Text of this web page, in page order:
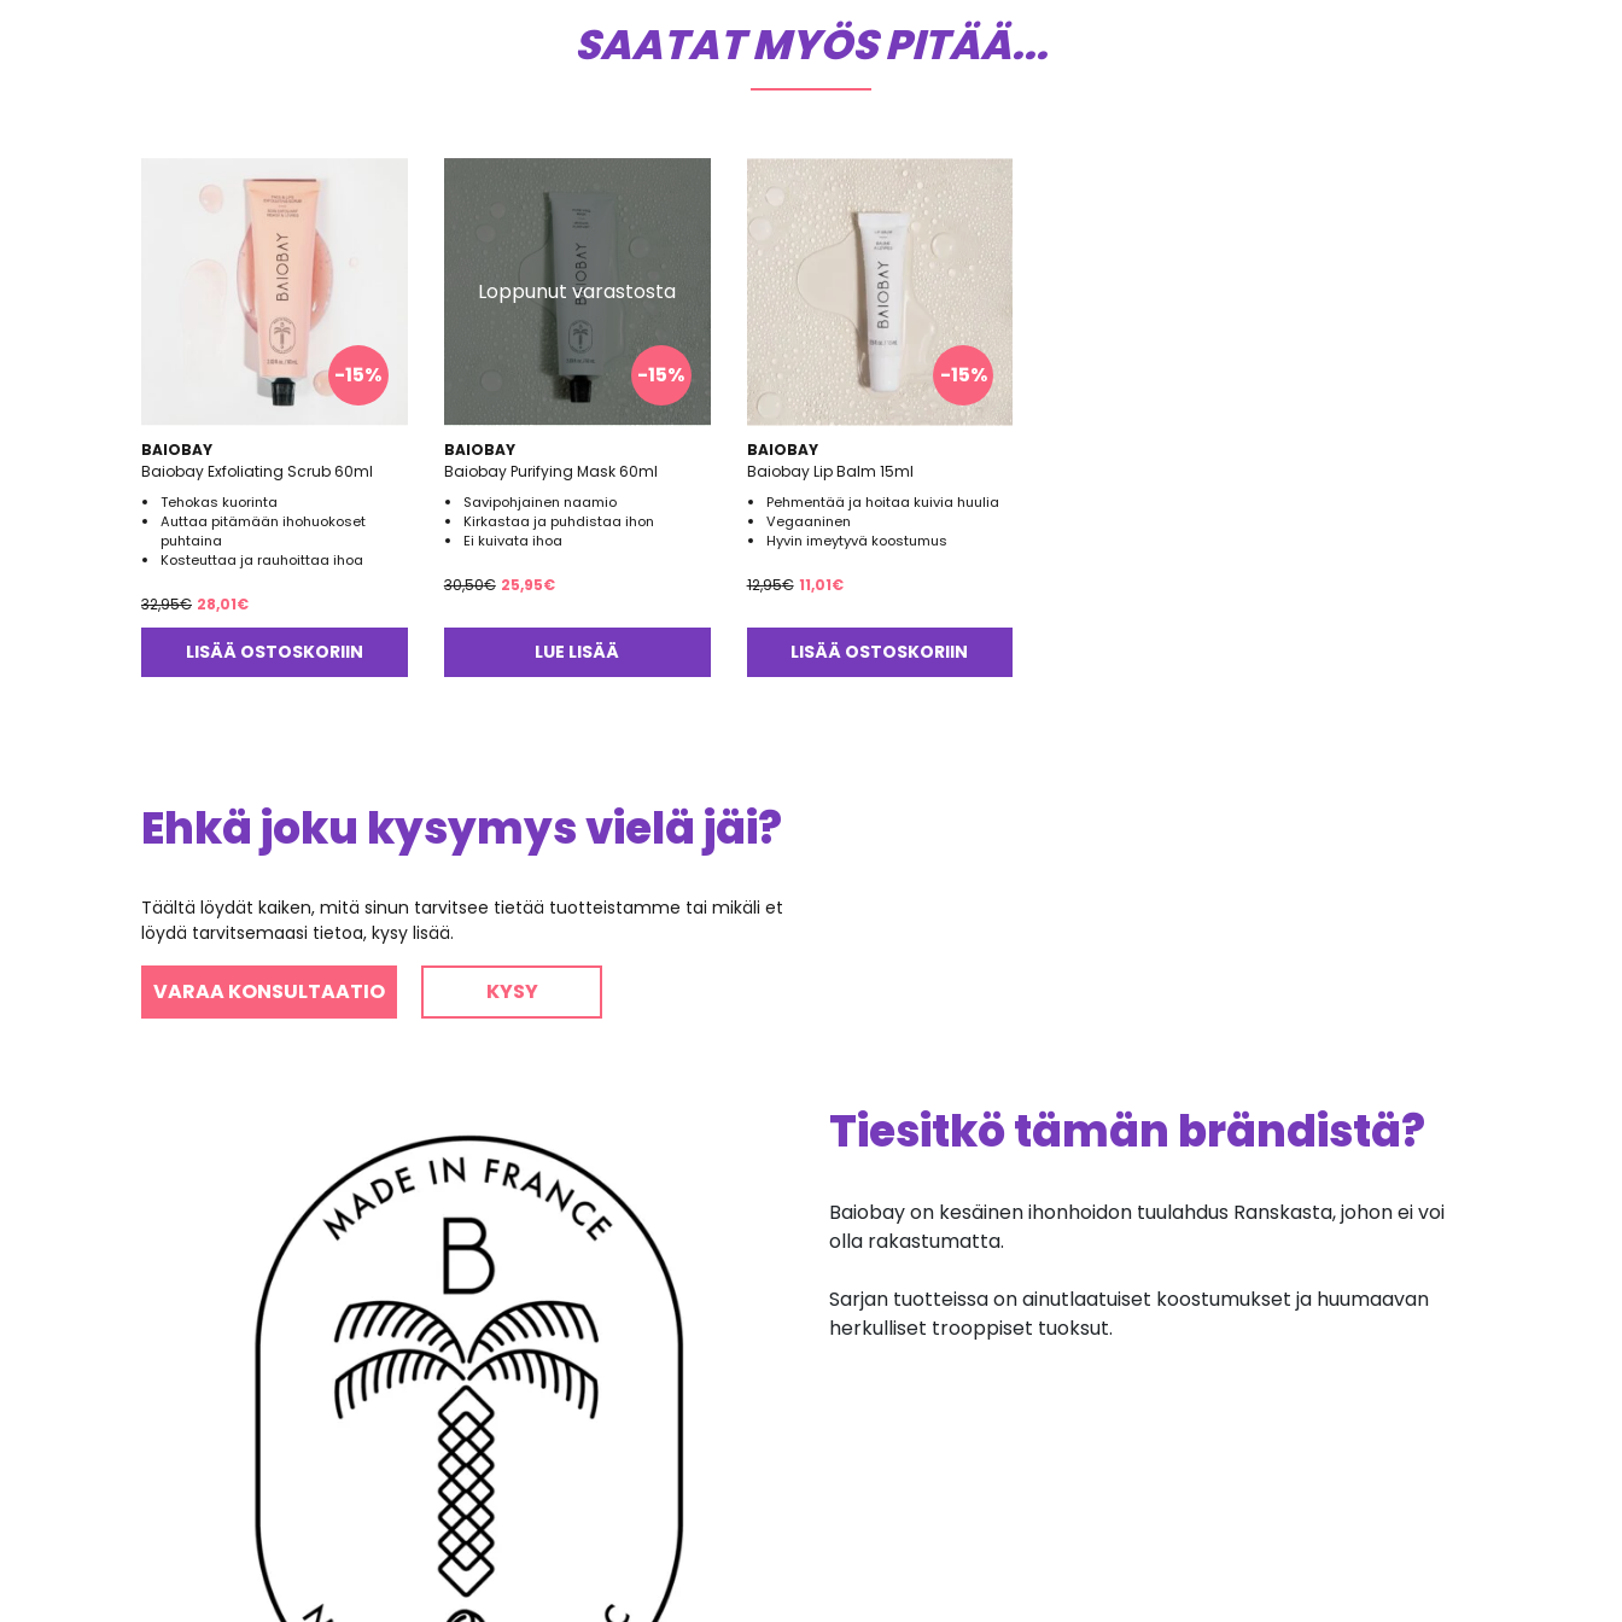
SAATAT MYÖS PITÄÄ...
-15%
BAIOBAY
Baiobay Exfoliating Scrub 60ml
Tehokas kuorinta
Auttaa pitämään ihohuokoset
puhtaina
Kosteuttaa ja rauhoittaa ihoa
32,95€ Alkuperäinen
hinta
oli:
28,01€Nykyinen
hinta
on:
LISÄÄ OSTOSKORIIN
Loppunut varastosta
-15%
BAIOBAY
Baiobay Purifying Mask 60ml
Savipohjainen naamio
Kirkastaa ja puhdistaa ihon
Ei kuivata ihoa
30,50€ Alkuperäinen
25,95€Nykyinen
on:
LUE LISÄÄ
-15%
BAIOBAY
Baiobay Lip Balm 15ml
Pehmentää ja hoitaa kuivia huulia
Vegaaninen
Hyvin imeytyvä koostumus
12,95€ Alkuperäinen
oli:
11,01€Nykyinen
on:
LISÄÄ OSTOSKORIIN
Ehkä joku kysymys vielä jäi?
Täältä löydät kaiken, mitä sinun tarvitsee tietää tuotteistamme tai mikäli et
löydä tarvitsemaasi tietoa, kysy lisää.
VARAA KONSULTAATIO KYSY
Tiesitkö tämän brändistä?
Baiobay on kesäinen ihonhoidon tuulahdus Ranskasta, johon ei voi
olla rakastumatta.
Sarjan tuotteissa on ainutlaatuiset koostumukset ja huumaavan
herkulliset trooppiset tuoksut.